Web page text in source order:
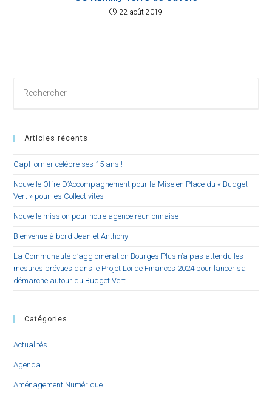
22 août 2019
sur
Articles récents
CapHornier célèbre ses 15 ans !
Nouvelle Offre D’Accompagnement pour la Mise en Place du « Budget
Vert » pour les Collectivités
Nouvelle mission pour notre agence réunionnaise
Bienvenue à bord Jean et Anthony !
La Communauté d’agglomération Bourges Plus n’a pas attendu les
mesures prévues dans le Projet Loi de Finances 2024 pour lancer sa
démarche autour du Budget Vert
Catégories
Actualités
Agenda
Aménagement Numérique